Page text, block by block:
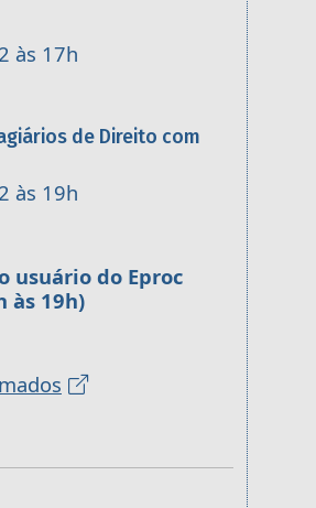
às 17h
de Direito com
às 19h
usuário do Eproc
às 19h)